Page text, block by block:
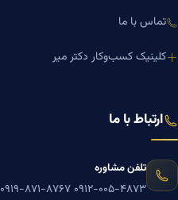
تماس با ما
کلینیک کسب‌وکار دکتر میر
ارتباط با ما
تلفن مشاوره
۰۹۱۲-۰۰۵-۴۸۷۳ ۰۹۱۹-۸۷۱-۸۷۶۷